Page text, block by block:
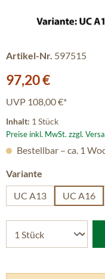
Artikel-Nr. 597515
Verkaufspreis:
97,20 €
UVP 108,00 €*
Inhalt: 1 Stück
Preise inkl. MwSt. zzgl.
Bestellbar – ca. 1
Variante
UC A13
UC A16